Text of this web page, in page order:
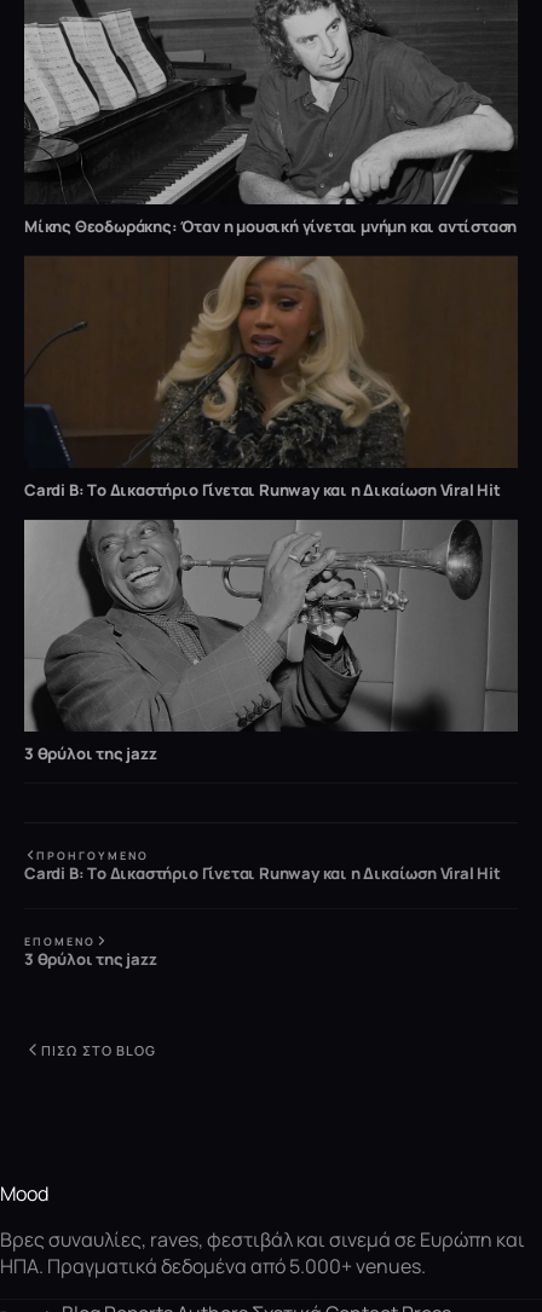
Μίκης Θεοδωράκης: Όταν η μουσική γίνεται μνήμη και αντίσταση
Cardi B: Tο Δικαστήριο Γίνεται Runway και η Δικαίωση Viral Hit
3 θρύλοι της jazz
ΠΡΟΗΓΟΎΜΕΝΟ
Cardi B: Tο Δικαστήριο Γίνεται Runway και η Δικαίωση Viral Hit
ΕΠΌΜΕΝΟ
3 θρύλοι της jazz
ΠΊΣΩ ΣΤΟ BLOG
Mood
Βρες συναυλίες, raves, φεστιβάλ και σινεμά σε Ευρώπη και
ΗΠΑ. Πραγματικά δεδομένα από 5.000+ venues.